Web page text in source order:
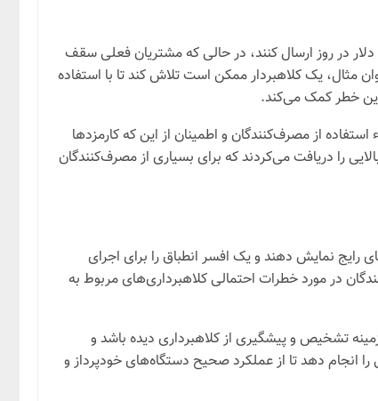
قانون جدید نبراسکا، محدودیت‌هایی را برای تراکنش‌های روزانه اعمال می‌کند. بر اساس این قانون، کاربران جدید فقط می‌توانند تا سقف ۲۰۰۰ دلار در روز ارسال کنند، در حالی که مشتریان فعلی سقف
مثال، یک کلاهبردار ممکن است تلاش کند تا با استفاده
این خطر کمک می‌کند.
با هدف جلوگیری از سوء استفاده از مصرف‌کنندگان و اطمینان از این که کارمزدها
را دریافت می‌کردند که برای بسیاری از مصرف‌کنندگان
رایج نمایش دهند و یک افسر انطباق را برای اجرای
در مورد خطرات احتمالی کلاهبرداری‌های مربوط به
تشخیص و پیشگیری از کلاهبرداری دیده باشد و
انجام دهد تا از عملکرد صحیح دستگاه‌های خودپرداز و